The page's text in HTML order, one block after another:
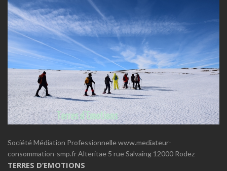
Société Médiation Professionnelle www.mediateur-
consommation-smp.fr Alteritae 5 rue Salvaing 12000 Rodez
TERRES D’EMOTIONS